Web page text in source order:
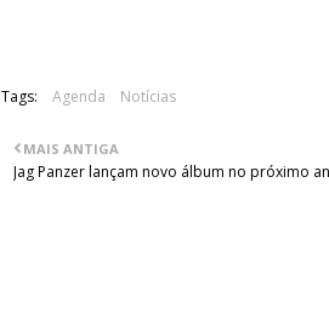
Tags: Agenda Notícias
MAIS ANTIGA
Jag Panzer lançam novo álbum no próximo